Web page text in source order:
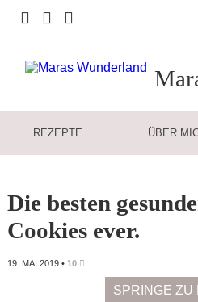
REZEPTE ÜBER
Die besten
Cookies ever.
19. MAI 2019• 10
SPRINGE ZU